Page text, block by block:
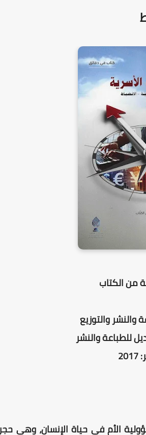
من الكتاب
والنشر والتوزيع
للطباعة والنشر
الأم في حياة الإنسان، وهي